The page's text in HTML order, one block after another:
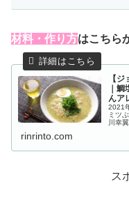
材料・作り方はこちら
【
｜
んア
2021
ミツ
川幸
rinrinto.com
ス